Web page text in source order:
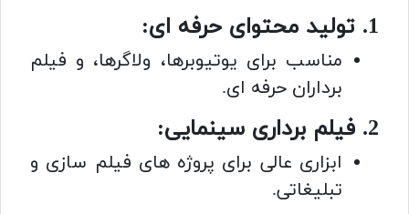
1. تولید محتوای حرفه ای:
مناسب برای یوتیوبرها، ولاگرها، و فیلم
برداران حرفه ای.
2. فیلم برداری سینمایی:
ابزاری عالی برای پروژه های فیلم سازی و
تبلیغاتی.